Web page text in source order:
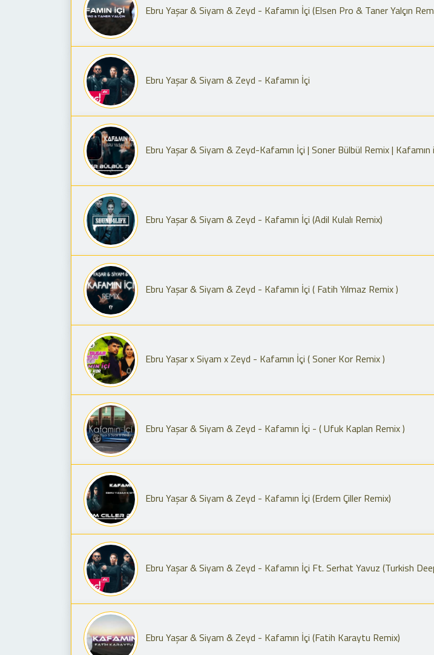
Ebru Yaşar & Siyam & Zeyd - Kafamın İçi (Elsen Pro & Taner Yalçın
Ebru Yaşar & Siyam & Zeyd - Kafamın İçi
Ebru Yaşar & Siyam & Zeyd-Kafamın İçi | Soner Bülbül Remix |
Ebru Yaşar & Siyam & Zeyd - Kafamın İçi (Adil Kulalı Remix)
Ebru Yaşar & Siyam & Zeyd - Kafamın İçi ( Fatih Yılmaz Remix )
Ebru Yaşar x Siyam x Zeyd - Kafamın İçi ( Soner Kor Remix )
Ebru Yaşar & Siyam & Zeyd - Kafamın İçi - ( Ufuk Kaplan Remix )
Ebru Yaşar & Siyam & Zeyd - Kafamın İçi (Erdem Çiller Remix)
Ebru Yaşar & Siyam & Zeyd - Kafamın İçi Ft. Serhat Yavuz (Turkish
Ebru Yaşar & Siyam & Zeyd - Kafamın İçi (Fatih Karaytu Remix)